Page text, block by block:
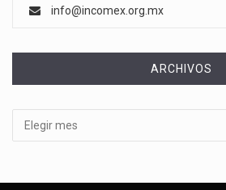
info@incomex.org.mx
ARCHIVOS